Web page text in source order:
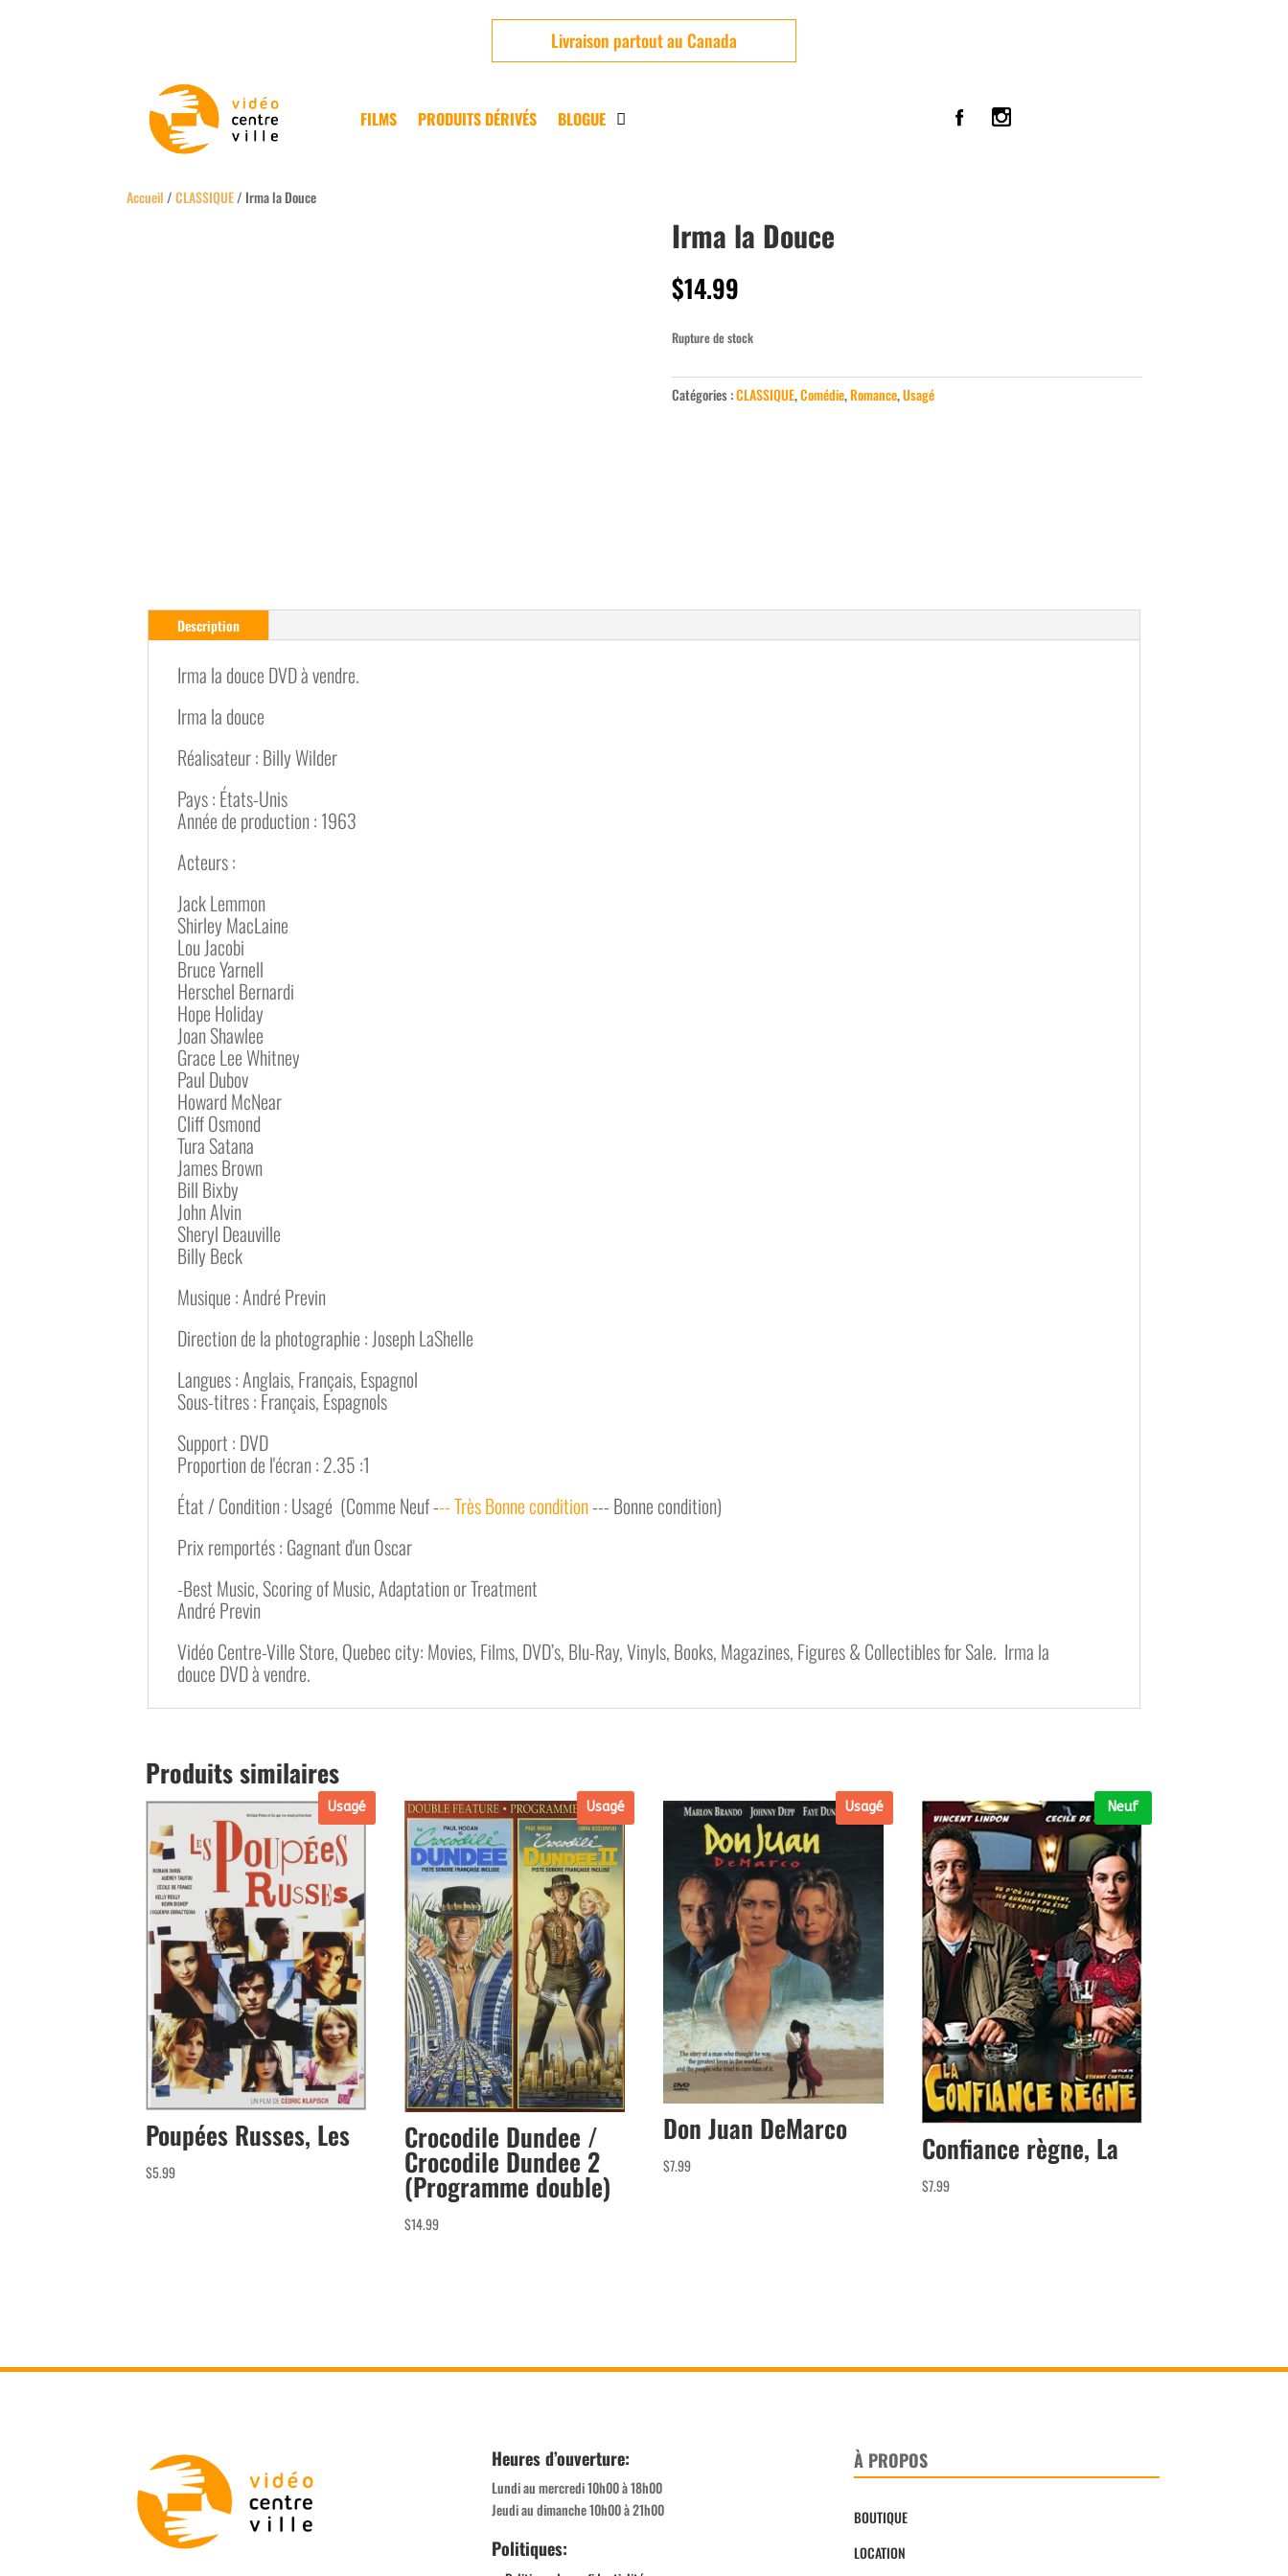
Livraison partout au Canada
FILMS PRODUITS DÉRIVÉS BLOGUE
Accueil /CLASSIQUE/ Irma la Douce
Irma la Douce
$14.99
Rupture de stock
Catégories :CLASSIQUE,Comédie,Romance,Usagé
Description
Irma la douce DVD à vendre.
Irma la douce
Réalisateur : Billy Wilder
Pays : États-Unis
Année de production : 1963
Acteurs :
Jack Lemmon
Shirley MacLaine
Lou Jacobi
Bruce Yarnell
Herschel Bernardi
Hope Holiday
Joan Shawlee
Grace Lee Whitney
Paul Dubov
Howard McNear
Cliff Osmond
Tura Satana
James Brown
Bill Bixby
John Alvin
Sheryl Deauville
Billy Beck
Musique : André Previn
Direction de la photographie : Joseph LaShelle
Langues : Anglais, Français, Espagnol
Sous-titres : Français, Espagnols
Support : DVD
Proportion de l'écran : 2.35 :1
État / Condition : Usagé (Comme Neuf --- Très Bonne condition--- Bonne condition)
Prix remportés : Gagnant d'un Oscar
-Best Music, Scoring of Music, Adaptation or Treatment
André Previn
Vidéo Centre-Ville Store, Quebec city: Movies, Films, DVD’s, Blu-Ray, Vinyls, Books, Magazines, Figures & Collectibles for Sale. Irma la
douce DVD à vendre.
Produits similaires
Usagé
Poupées Russes, Les
$5.99
Usagé
Crocodile Dundee /
Crocodile Dundee 2
(Programme double)
$14.99
Usagé
Don Juan DeMarco
$7.99
Neuf
Confiance règne, La
$7.99
Heures d’ouverture:
Lundi au mercredi 10h00 à 18h00
Jeudi au dimanche 10h00 à 21h00
Politiques:
À PROPOS
BOUTIQUE
LOCATION